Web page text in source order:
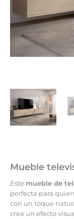
Mueble
Este mueble de
perfecta para
con un toque
crea un efecto